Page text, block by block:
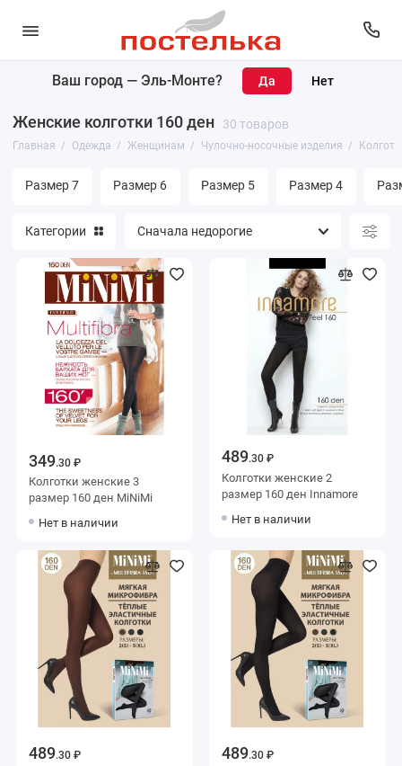
Ваш город — Эль-Монте?
Женские колготки 160 ден 30 товаров
Главная Одежда Женщинам Чулочно-носочные изделия
Размер 7 Размер 6 Размер 5 Размер 4
Мужчинам
Категории
349.30 ₽
Колготки женские 3
размер 160 ден MiNiMi
Нет в наличии
489.30 ₽
Колготки женские 2
размер 160 ден Innamore
Нет в наличии
489.30 ₽ 489.30 ₽